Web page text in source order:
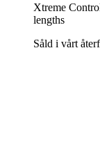
Xtreme
lengths
Såld i vårt